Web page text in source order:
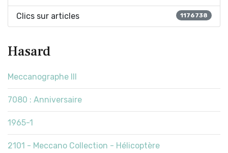
Clics sur articles 1176738
Hasard
Meccanographe III
7080 : Anniversaire
1965-1
2101 - Meccano Collection - Hélicoptère